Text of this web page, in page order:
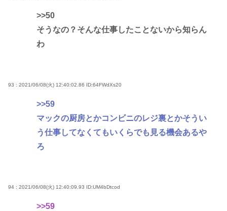
>>50
そうなの？そんな仕事したことないから知らん
わ
93 : 2021/06/08(火) 12:40:02.86 ID:64FWdXs20
>>59
マックの厨房とかコンビニのレジ裏とかそうい
う仕事してなくてもいくらでも見る機会あるや
ろ
94 : 2021/06/08(火) 12:40:09.93 ID:UM4bDtcod
>>59